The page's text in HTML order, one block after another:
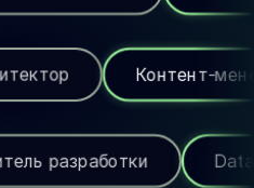
Системный архитектор
Data Scientist